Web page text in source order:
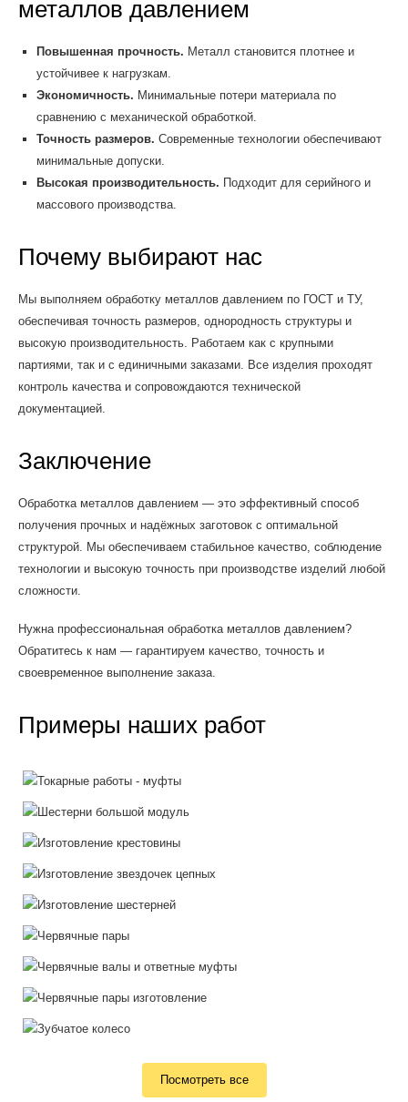
металлов давлением
Повышенная прочность. Металл становится плотнее и
устойчивее к нагрузкам.
Экономичность. Минимальные потери материала по
сравнению с механической обработкой.
Точность размеров. Современные технологии обеспечивают
минимальные допуски.
Высокая производительность. Подходит для серийного и
массового производства.
Почему выбирают нас
Мы выполняем обработку металлов давлением по ГОСТ и ТУ,
обеспечивая точность размеров, однородность структуры и
высокую производительность. Работаем как с крупными
партиями, так и с единичными заказами. Все изделия проходят
контроль качества и сопровождаются технической
документацией.
Заключение
Обработка металлов давлением — это эффективный способ
получения прочных и надёжных заготовок с оптимальной
структурой. Мы обеспечиваем стабильное качество, соблюдение
технологии и высокую точность при производстве изделий любой
сложности.
Нужна профессиональная обработка металлов давлением?
Обратитесь к нам — гарантируем качество, точность и
своевременное выполнение заказа.
Примеры наших работ
Посмотреть все